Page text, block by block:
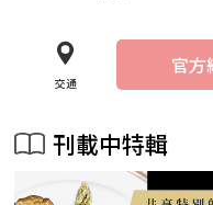
交通
官方
刊載中特輯